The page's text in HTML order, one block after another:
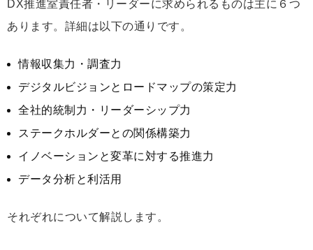
DX推進室責任者・リーダーに求められるものは主に６つ
あります。詳細は以下の通りです。
情報収集力・調査力
デジタルビジョンとロードマップの策定力
全社的統制力・リーダーシップ力
ステークホルダーとの関係構築力
イノベーションと変革に対する推進力
データ分析と利活用
それぞれについて解説します。